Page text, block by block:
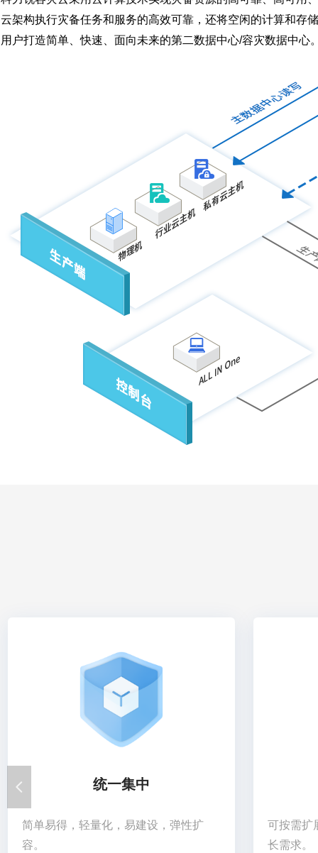
云架构执行灾备任务和服务的高效可靠，还将空闲的计算和存
用户打造简单、快速、面向未来的第二数据中心/容灾数据中心
统一集中
简单易得，轻量化，易建设，弹性扩
容。
可按需扩
长需求。
넳